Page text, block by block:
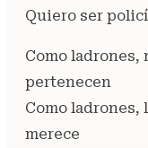
Quiero ser
Como ladrones,
pertenecen
Como ladrones,
merece